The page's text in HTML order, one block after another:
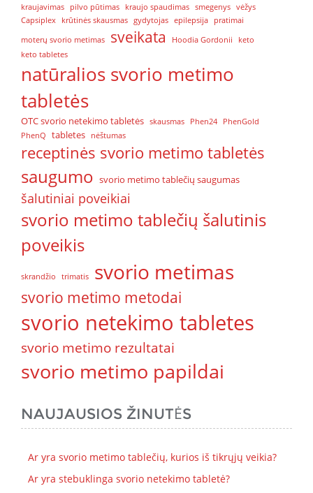
kraujavimas pilvo pūtimas kraujo spaudimas smegenys vėžys
Capsiplex
krūtinės skausmas gydytojas epilepsija
pratimai
moterų svorio metimas
sveikata Hoodia Gordonii
keto
keto tabletes
natūralios svorio metimo
tabletės
OTC svorio netekimo tabletės skausmas Phen24
PhenGold
PhenQ
tabletes nėštumas
receptinės svorio metimo tabletės
saugumo svorio metimo tablečių saugumas
šalutiniai poveikiai
svorio metimo tablečių šalutinis
poveikis
skrandžio trimatis svorio metimas
svorio metimo metodai
svorio netekimo tabletes
svorio metimo rezultatai
svorio metimo papildai
NAUJAUSIOS ŽINUTĖS
Ar yra svorio metimo tablečių, kurios iš tikrųjų veikia?
Ar yra stebuklinga svorio netekimo tabletė?